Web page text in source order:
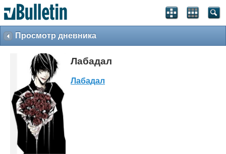
Просмотр дневника
Лабадал
Лабадал